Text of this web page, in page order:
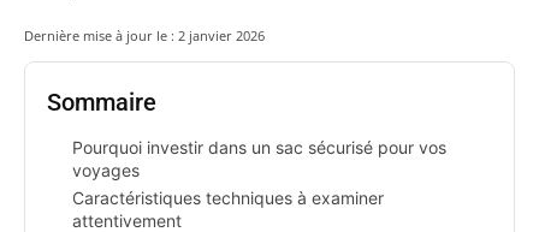
Dernière mise à jour le : 2 janvier 2026
Sommaire
Pourquoi investir dans un sac sécurisé pour vos
voyages
Caractéristiques techniques à examiner
attentivement